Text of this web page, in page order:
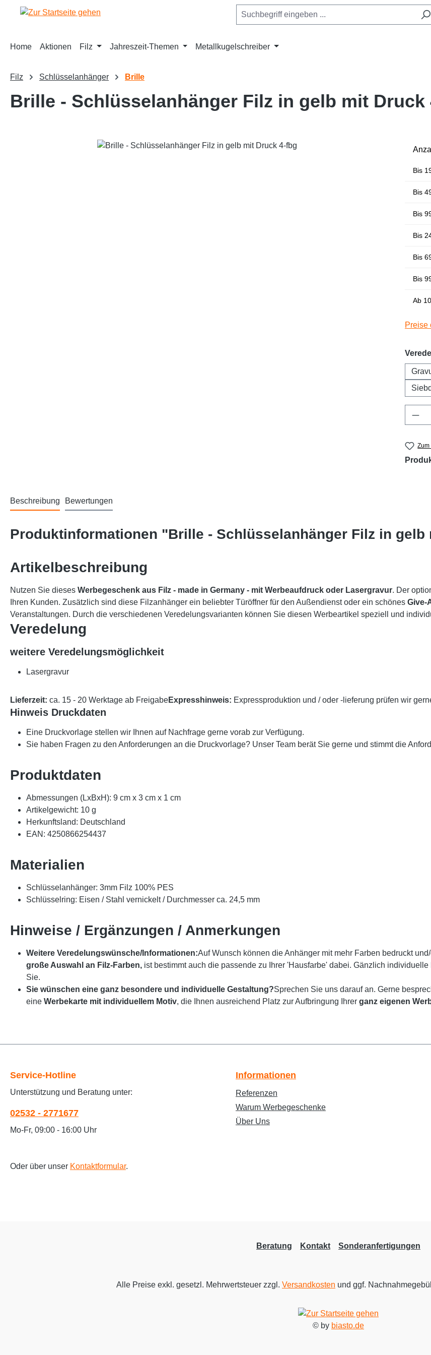
Zur Hauptnavigation springen
Home Aktionen Filz Jahreszeit-Themen Metallkugelschreiber
Filz Schlüsselanhänger Brille
Brille - Schlüsselanhänger Filz in gelb mit Druck
Bildergalerie überspringen
Bis
Bis
Bis
Bis
Bis
Bis
Ab
Preise
Zum
Beschreibung Bewertungen
Produktinformationen "Brille - Schlüsselanhänger Filz in gelb
Artikelbeschreibung
Nutzen Sie dieses Werbegeschenk aus Filz - made in Germany - mit Werbeaufdruck oder Lasergravur. Der
Ihren Kunden. Zusätzlich sind diese Filzanhänger ein beliebter Türöffner für den Außendienst oder ein schönes Give-
Veranstaltungen. Durch die verschiedenen Veredelungsvarianten können Sie diesen Werbeartikel speziell und
Veredelung
weitere Veredelungsmöglichkeit
Lasergravur
Lieferzeit: ca. 15 - 20 Werktage ab FreigabeExpresshinweis: Expressproduktion und / oder -lieferung prüfen wir
Hinweis Druckdaten
Eine Druckvorlage stellen wir Ihnen auf Nachfrage gerne vorab zur Verfügung.
Sie haben Fragen zu den Anforderungen an die Druckvorlage? Unser Team berät Sie gerne und stimmt die
Produktdaten
Abmessungen (LxBxH): 9 cm x 3 cm x 1 cm
Artikelgewicht: 10 g
Herkunftsland: Deutschland
EAN: 4250866254437
Materialien
Schlüsselanhänger: 3mm Filz 100% PES
Schlüsselring: Eisen / Stahl vernickelt / Durchmesser ca. 24,5 mm
Hinweise / Ergänzungen / Anmerkungen
Weitere Veredelungswünsche/Informationen:Auf Wunsch können die Anhänger mit mehr Farben bedruckt
große Auswahl an Filz-Farben, ist bestimmt auch die passende zu Ihrer 'Hausfarbe' dabei. Gänzlich
Sie.
Sie wünschen eine ganz besondere und individuelle Gestaltung?Sprechen Sie uns darauf an. Gerne
eine Werbekarte mit individuellem Motiv, die Ihnen ausreichend Platz zur Aufbringung Ihrer ganz eigenen
Service-Hotline
Unterstützung und Beratung unter:
02532 - 2771677
Mo-Fr, 09:00 - 16:00 Uhr
Oder über unser Kontaktformular.
Informationen
Referenzen
Warum Werbegeschenke
Über Uns
Beratung Kontakt Sonderanfertigungen
Alle Preise exkl. gesetzl. Mehrwertsteuer zzgl. Versandkosten und ggf.
© by biasto.de